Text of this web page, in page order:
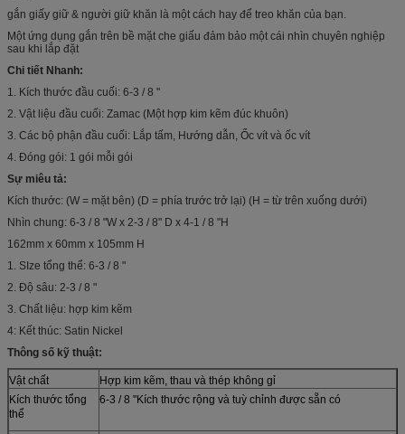
gắn giấy giữ & người giữ khăn là một cách hay để treo khăn của bạn.
Một ứng dụng gắn trên bề mặt che giấu đảm bảo một cái nhìn chuyên nghiệp
sau khi lắp đặt
Chi tiết Nhanh:
1. Kích thước đầu cuối: 6-3 / 8 "
2. Vật liệu đầu cuối: Zamac (Một hợp kim kẽm đúc khuôn)
3. Các bộ phận đầu cuối: Lắp tấm, Hướng dẫn, Ốc vít và ốc vít
4. Đóng gói: 1 gói mỗi gói
Sự miêu tả:
Kích thước: (W = mặt bên) (D = phía trước trở lại) (H = từ trên xuống dưới)
Nhìn chung: 6-3 / 8 "W x 2-3 / 8" D x 4-1 / 8 "H
162mm x 60mm x 105mm H
1. SIze tổng thể: 6-3 / 8 "
2. Độ sâu: 2-3 / 8 "
3. Chất liệu: hợp kim kẽm
4: Kết thúc: Satin Nickel
Thông số kỹ thuật:
Vật chất
Hợp kim kẽm, thau và thép không gỉ
Kích thước tổng
thể
6-3 / 8 "Kích thước rộng và tuỳ chỉnh được sẵn có